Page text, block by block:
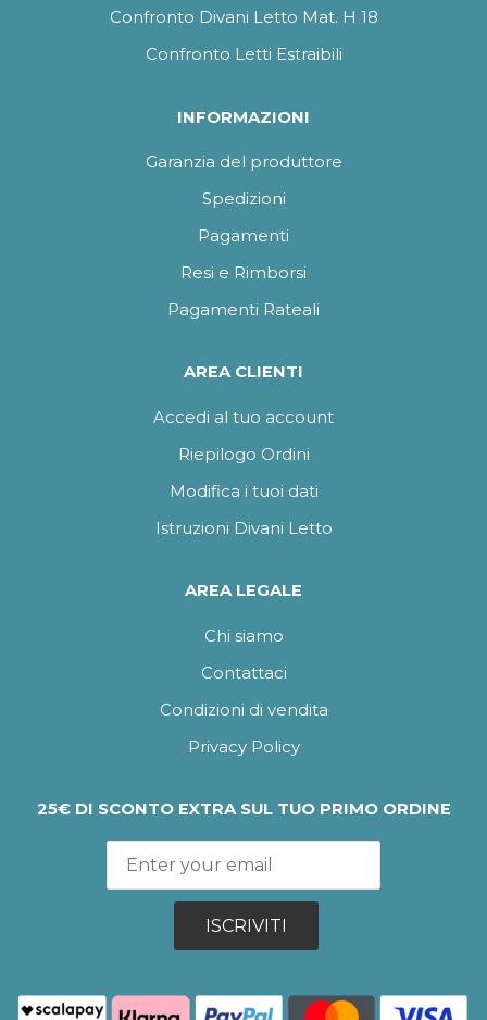
Confronto Divani Letto Mat. H 18
Confronto Letti Estraibili
INFORMAZIONI
Garanzia del produttore
Spedizioni
Pagamenti
Resi e Rimborsi
Pagamenti Rateali
AREA CLIENTI
Accedi al tuo account
Riepilogo Ordini
Modifica i tuoi dati
Istruzioni Divani Letto
AREA LEGALE
Chi siamo
Contattaci
Condizioni di vendita
Privacy Policy
25€ DI SCONTO EXTRA SUL TUO PRIMO ORDINE
ISCRIVITI